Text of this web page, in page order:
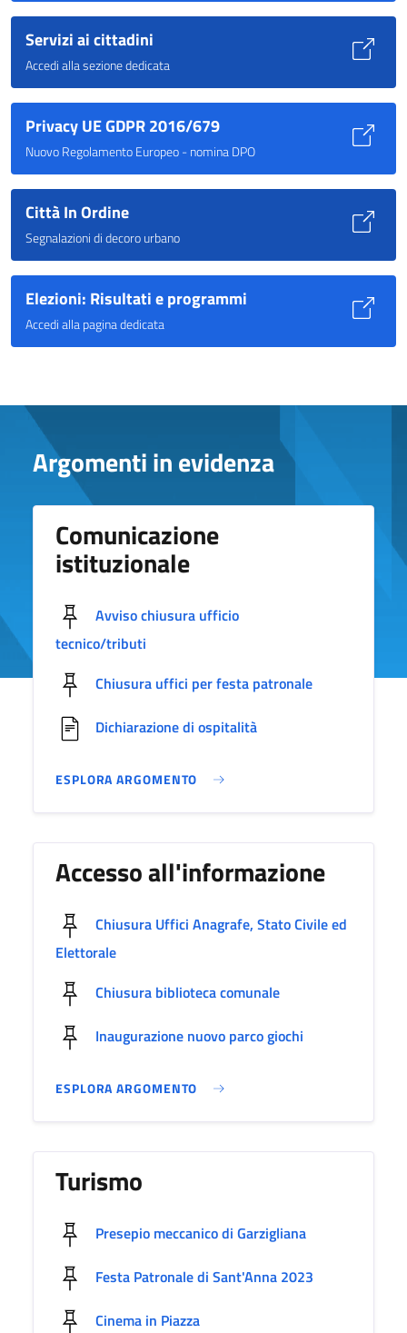
Servizi ai cittadini
Accedi alla sezione dedicata
Privacy UE GDPR 2016/679
Nuovo Regolamento Europeo - nomina DPO
Città In Ordine
Segnalazioni di decoro urbano
Elezioni: Risultati e programmi
Accedi alla pagina dedicata
Argomenti in evidenza
Comunicazione
istituzionale
Avviso chiusura ufficio
tecnico/tributi
Chiusura uffici per festa patronale
Dichiarazione di ospitalità
ESPLORA ARGOMENTO
Accesso all'informazione
Chiusura Uffici Anagrafe, Stato Civile ed
Elettorale
Chiusura biblioteca comunale
Inaugurazione nuovo parco giochi
ESPLORA ARGOMENTO
Turismo
Presepio meccanico di Garzigliana
Festa Patronale di Sant'Anna 2023
Cinema in Piazza